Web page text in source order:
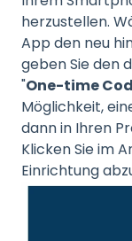
herzustellen.
App den neu
geben Sie den
"One-time
Möglichkeit,
dann in Ihren
Klicken Sie im
Einrichtung